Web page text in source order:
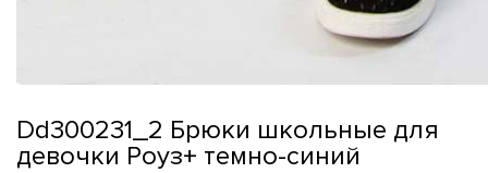
Dd300231_2 Брюки школьные для
девочки Роуз+ темно-синий